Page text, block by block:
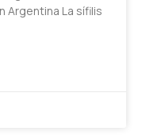
Argentina La sífilis